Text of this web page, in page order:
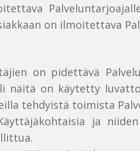
on ilmoitettava
on pidettävä
näitä on käytetty
tehdyistä toimista
ja